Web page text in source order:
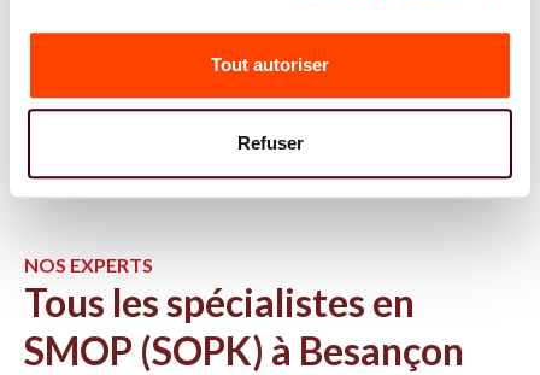
Tout autoriser
Refuser
NOS EXPERTS
Tous les spécialistes en
SMOP (SOPK) à Besançon